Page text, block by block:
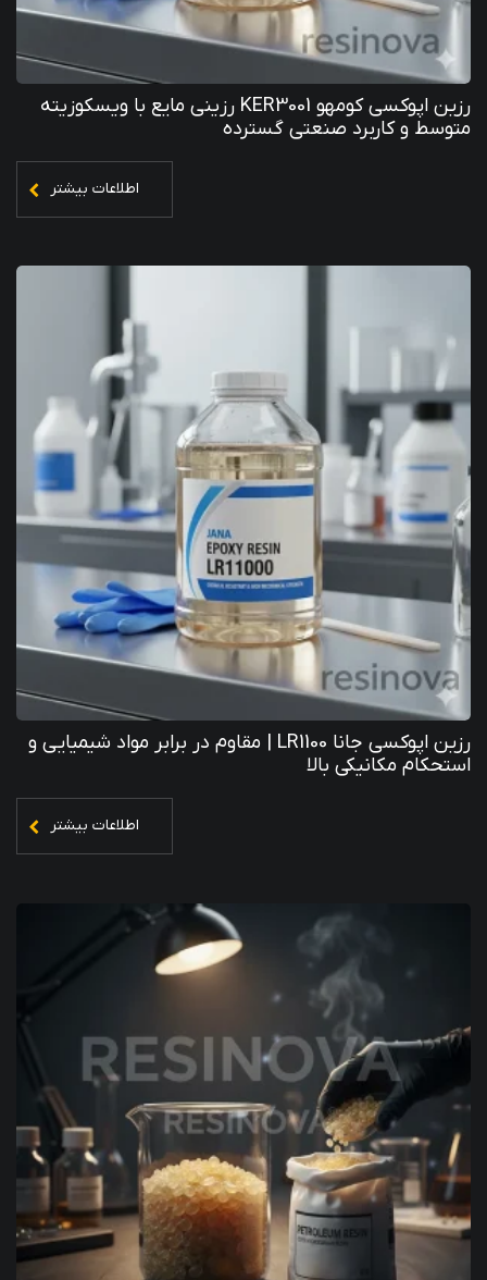
رزین اپوکسی کومهو KER3001 رزینی مایع با ویسکوزیته
متوسط و کاربرد صنعتی گسترده
اطلاعات بیشتر
رزین اپوکسی جانا LR1100 | مقاوم در برابر مواد شیمیایی و
استحکام مکانیکی بالا
اطلاعات بیشتر